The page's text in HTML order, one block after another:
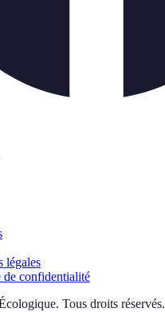
légales
de confidentialité
. Tous droits réservés.